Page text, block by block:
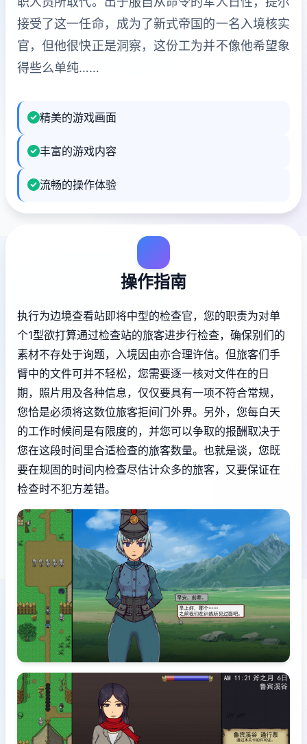
接受了这一任命，成为了新式帝国的一名入境核实
官，但他很快正是洞察，这份工为并不像他希望象
得些么单纯……
精美的游戏画面
丰富的游戏内容
流畅的操作体验
操作指南
执行为边境查看站即将中型的检查官，您的职责为对单
个1型欲打算通过检查站的旅客进步行检查，确保别们的
素材不存处于询题，入境因由亦合理许信。但旅客们手
臂中的文件可并不轻松，您需要逐一核对文件在的日
期，照片用及各种信息，仅仅要具有一项不符合常规，
您恰是必须将这数位旅客拒间门外界。另外，您每白天
的工作时候间是有限度的，并您可以争取的报酬取决于
您在这段时间里合适检查的旅客数量。也就是谈，您既
要在规固的时间内检查尽估计众多的旅客，又要保证在
检查时不犯方差错。